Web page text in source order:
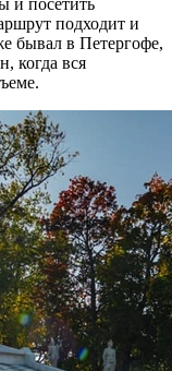
и посетить
подходит и
бывал в Петергофе,
когда вся